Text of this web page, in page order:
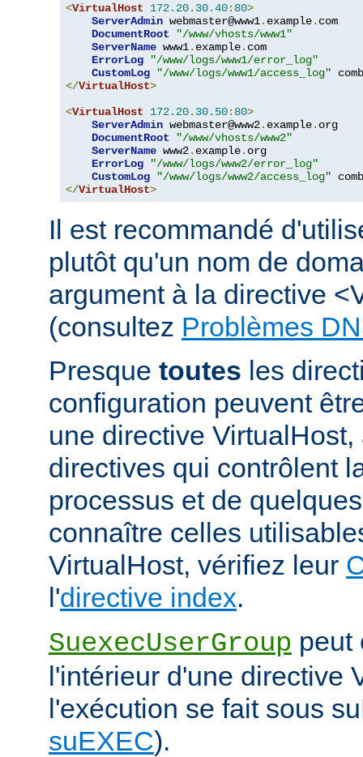
<VirtualHost 172.20. 30.40: 80>
ServerAdmin webmaster@www1. example. com
DocumentRoot
"/www/vhosts/www1"
ServerName www1. example. com
ErrorLog
"/www/logs/www1/error_log"
CustomLog
"/www/logs/www1/access_log"
</VirtualHost>
<VirtualHost 172.20. 30.50: 80>
ServerAdmin webmaster@www2. example. org
DocumentRoot
"/www/vhosts/www2"
ServerName www2. example. org
ErrorLog
"/www/logs/www2/error_log"
CustomLog
"/www/logs/www2/access_log"
</VirtualHost>
Il est recommandé
plutôt qu'un nom de
argument à la directive
(consultez Problèmes
Presque toutes les
configuration peuvent
une directive
directives qui contrôlent
processus et de
connaître celles
VirtualHost, vérifiez leur
l'directive index.
SuexecUserGroup peut
l'intérieur d'une directive
l'exécution se fait sous
suEXEC).